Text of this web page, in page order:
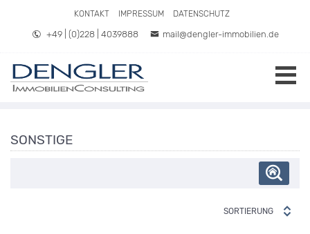
Direkt zum Inhalt springen
KONTAKT IMPRESSUM DATENSCHUTZ
+49 | (0)228 | 4039888 mail@dengler-immobilien.de
SONSTIGE
SORTIERUNG